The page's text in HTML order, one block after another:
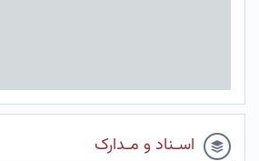
اسـناد و مـدارک